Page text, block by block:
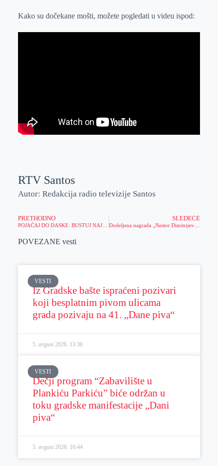
Kako su dočekane mošti, možete pogledati u videu ispod:
RTV Santos
Autor: Redakcija radio televizije Santos
PRETHODNO
POJAČAJ DO DASKE: BUSTUJ NAJVEĆU KVOTU, ČEKA TE MAGIČAN BONUS!
SLEDEĆE
POVEZANE vesti
VESTI
Iz Gradske bašte ispraćeni pozivari
koji besplatnim pivom ulicama
grada pozivaju na 41. „Dane piva“
5. avgust 2026. 13:36
VESTI
Dečji program “Zabavilište u
Plankiću Parkiću” biće održan u
toku gradske manifestacije „Dani
piva“
5. avgust 2026. 10:44